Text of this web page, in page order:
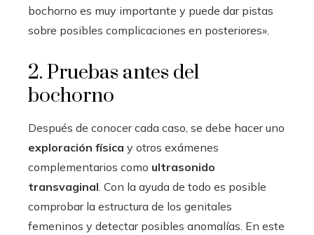
bochorno es muy importante y puede dar pistas
sobre posibles complicaciones en posteriores».
2. Pruebas antes del
bochorno
Después de conocer cada caso, se debe hacer uno
exploración física y otros exámenes
complementarios como ultrasonido
transvaginal . Con la ayuda de todo es posible
comprobar la estructura de los genitales
femeninos y detectar posibles anomalías. En este